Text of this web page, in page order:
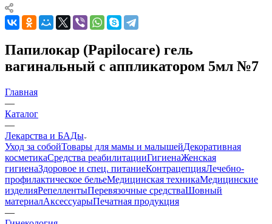
Папилокар (Papilocare) гель
вагинальный c аппликатором 5мл №7
Главная
—
Каталог
—
Лекарства и БАДы
Уход за собойТовары для мамы и малышейДекоративная
косметикаСредства реабилитацииГигиенаЖенская
гигиенаЗдоровое и спец. питаниеКонтрацепцияЛечебно-
профилактическое бельеМедицинская техникаМедицинские
изделияРепеллентыПеревязочные средстваШовный
материалАксессуарыПечатная продукция
—